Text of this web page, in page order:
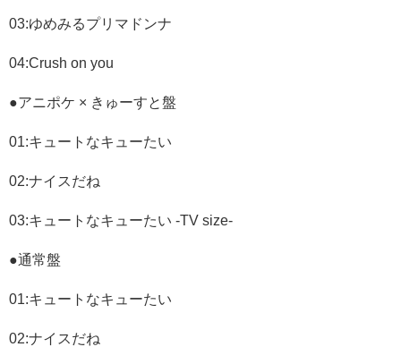
03:ゆめみるプリマドンナ
04:Crush on you
●アニポケ × きゅーすと盤
01:キュートなキューたい
02:ナイスだね
03:キュートなキューたい -TV size-
●通常盤
01:キュートなキューたい
02:ナイスだね